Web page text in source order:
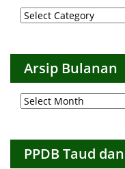
Arsip
per
Arsip Bulanan
Arsip
Bulanan
PPDB Taud